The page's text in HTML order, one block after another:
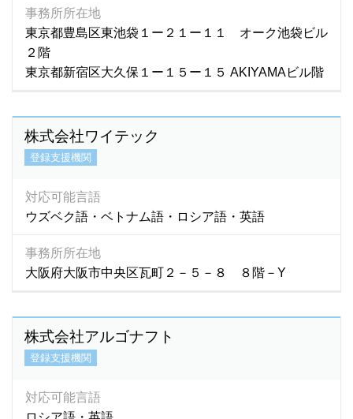
タカログ語
タガロク語 (1)
タガログ語
タジク語 (3)
チェコ語 (2)
チューク語 (1)
テルグ語
トルコ語
ネパール語
ネパ－ル語 (2)
ハウサ語 (1)
パキスタン語 (19)
ハンガリー語
ハンジャビ語
事務所所在地
東京都豊島区東池袋１ー２１ー１１ オーク池袋ビル
２階
東京都新宿区大久保１ー１５ー１５ AKIYAMAビル階
株式会社ワイテック
登録支援機関
対応可能言語
ウズベク語・ベトナム語・ロシア語・英語
事務所所在地
大阪府大阪市中央区瓦町２－５－８ ８階－Y
株式会社アルゴナフト
登録支援機関
対応可能言語